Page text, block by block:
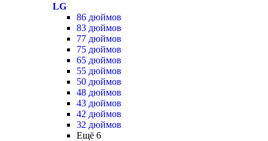
LG
86 дюймов
83 дюймов
77 дюймов
75 дюймов
65 дюймов
55 дюймов
50 дюймов
48 дюймов
43 дюймов
42 дюймов
32 дюймов
Ещё 6